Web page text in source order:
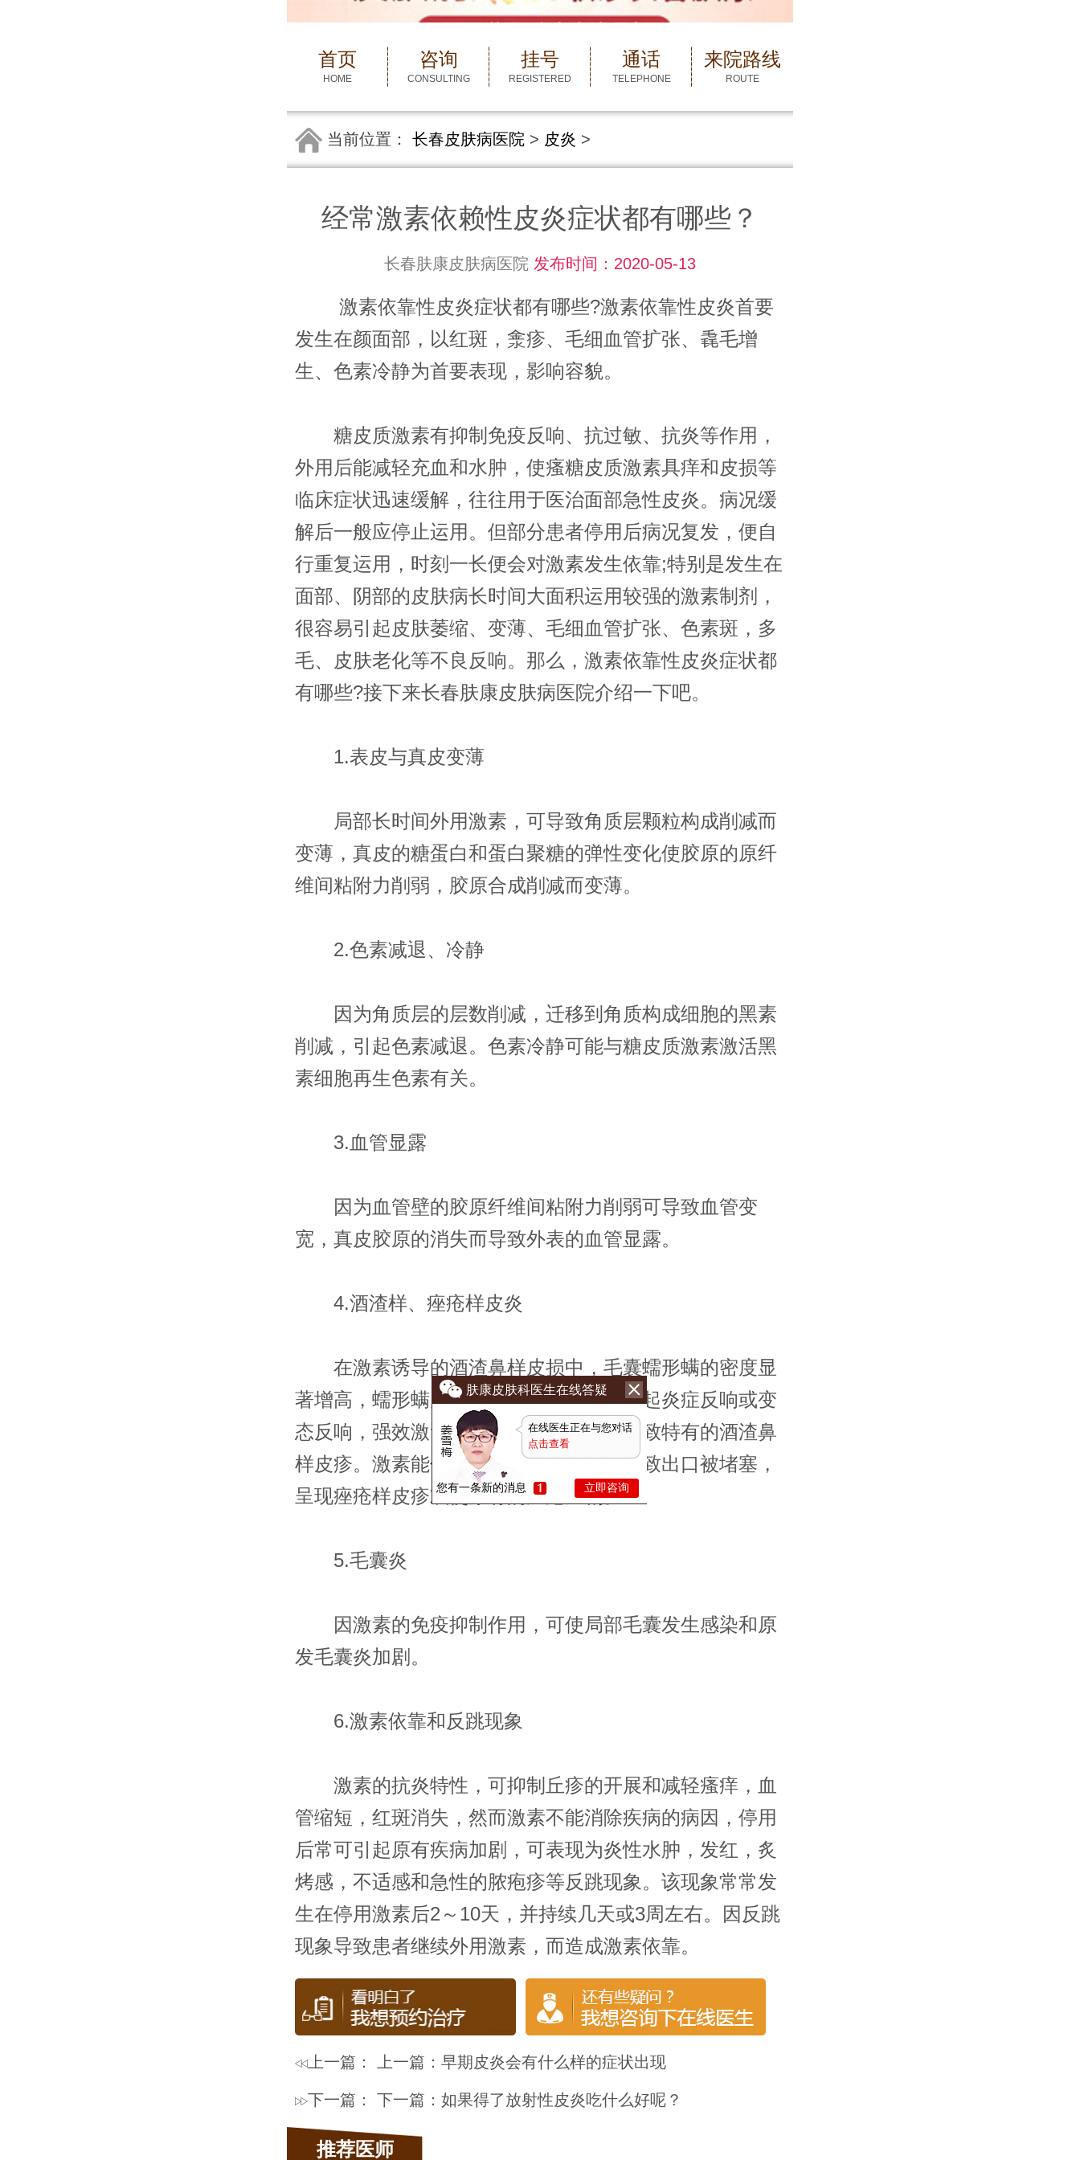
首页
HOME
咨询
CONSULTING
挂号
REGISTERED
通话
TELEPHONE
来院路线
ROUTE
当前位置： 长春皮肤病医院 > 皮炎 >
经常激素依赖性皮炎症状都有哪些？
长春肤康皮肤病医院 发布时间：2020-05-13
激素依靠性皮炎症状都有哪些?激素依靠性皮炎首要
发生在颜面部，以红斑，淾疹、毛细血管扩张、毳毛增
生、色素冷静为首要表现，影响容貌。
糖皮质激素有抑制免疫反响、抗过敏、抗炎等作用，
外用后能减轻充血和水肿，使瘙糖皮质激素具痒和皮损等
临床症状迅速缓解，往往用于医治面部急性皮炎。病况缓
解后一般应停止运用。但部分患者停用后病况复发，便自
行重复运用，时刻一长便会对激素发生依靠;特别是发生在
面部、阴部的皮肤病长时间大面积运用较强的激素制剂，
很容易引起皮肤萎缩、变薄、毛细血管扩张、色素斑，多
毛、皮肤老化等不良反响。那么，激素依靠性皮炎症状都
有哪些?接下来长春肤康皮肤病医院介绍一下吧。
1.表皮与真皮变薄
局部长时间外用激素，可导致角质层颗粒构成削减而
变薄，真皮的糖蛋白和蛋白聚糖的弹性变化使胶原的原纤
维间粘附力削弱，胶原合成削减而变薄。
2.色素减退、冷静
因为角质层的层数削减，迁移到角质构成细胞的黑素
削减，引起色素减退。色素冷静可能与糖皮质激素激活黑
素细胞再生色素有关。
3.血管显露
因为血管壁的胶原纤维间粘附力削弱可导致血管变
宽，真皮胶原的消失而导致外表的血管显露。
4.酒渣样、痤疮样皮炎
在激素诱导的酒渣鼻样皮损中，毛囊蠕形螨的密度显
著增高，蠕形螨关闭毛囊皮脂腺出口，引起炎症反响或变
态反响，强效激素还可使皮脂腺增生，导致特有的酒渣鼻
样皮疹。激素能使毛囊上皮退化变性，导致出口被堵塞，
呈现痤疮样皮疹或使原有的痤疮加剧。
5.毛囊炎
因激素的免疫抑制作用，可使局部毛囊发生感染和原
发毛囊炎加剧。
6.激素依靠和反跳现象
激素的抗炎特性，可抑制丘疹的开展和减轻瘙痒，血
管缩短，红斑消失，然而激素不能消除疾病的病因，停用
后常可引起原有疾病加剧，可表现为炎性水肿，发红，炙
烤感，不适感和急性的脓疱疹等反跳现象。该现象常常发
生在停用激素后2～10天，并持续几天或3周左右。因反跳
现象导致患者继续外用激素，而造成激素依靠。
上一篇： 上一篇： 早期皮炎会有什么样的症状出现
下一篇： 下一篇： 如果得了放射性皮炎吃什么好呢？
推荐医师
肤康皮肤科医生在线答疑
在线医生正在与您对话
点击查看
您有一条新的消息 立即咨询